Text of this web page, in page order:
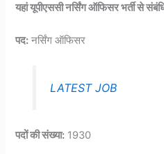
यहां यूपीएससी नर्सिंग ऑफिसर भर्ती से
पद: नर्सिंग ऑफिसर
LATEST JOB
पदों की संख्या: 1930